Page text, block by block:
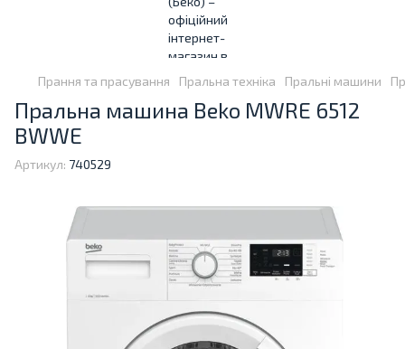
Прання та прасування Пральна техніка Пральні машини
Пральна машина Beko MWRE 6512
BWWE
Артикул: 740529